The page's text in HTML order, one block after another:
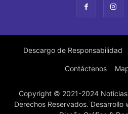
Descargo de Responsabilidad
Contáctenos
Copyright © 2021-2024
Derechos Reservados. Desarrollo